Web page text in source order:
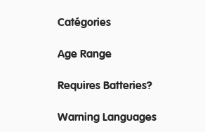
Petits Jouets Fun
Petits Jouets Animaux
Montres Bracelets Snap
Œufs à éclore
Catégories
Age Range
Requires Batteries?
Warning Languages